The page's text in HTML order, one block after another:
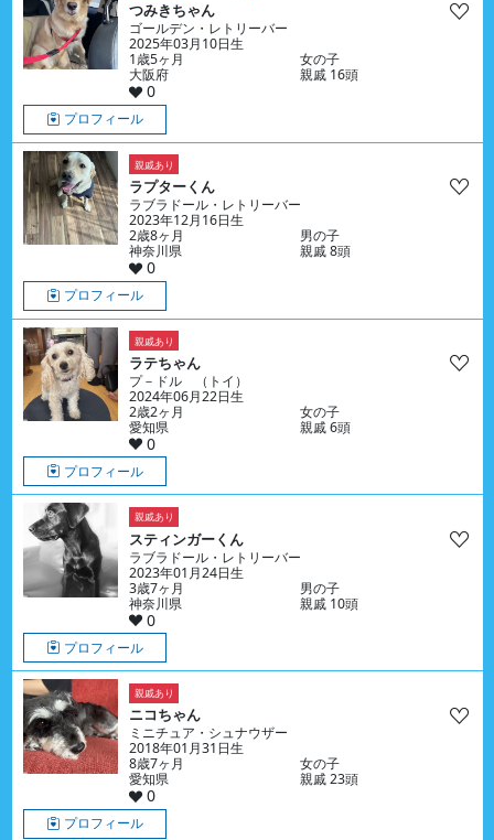
つみきちゃん
ゴールデン・レトリーバー
2025年03月10日生
1歳5ヶ月
女の子
大阪府
親戚 16頭
0
プロフィール
親戚あり
ラプターくん
ラブラドール・レトリーバー
2023年12月16日生
2歳8ヶ月
男の子
神奈川県
親戚 8頭
0
プロフィール
親戚あり
ラテちゃん
プ－ドル （トイ）
2024年06月22日生
2歳2ヶ月
女の子
愛知県
親戚 6頭
0
プロフィール
親戚あり
スティンガーくん
ラブラドール・レトリーバー
2023年01月24日生
3歳7ヶ月
男の子
神奈川県
親戚 10頭
0
プロフィール
親戚あり
ニコちゃん
ミニチュア・シュナウザー
2018年01月31日生
8歳7ヶ月
女の子
愛知県
親戚 23頭
0
プロフィール